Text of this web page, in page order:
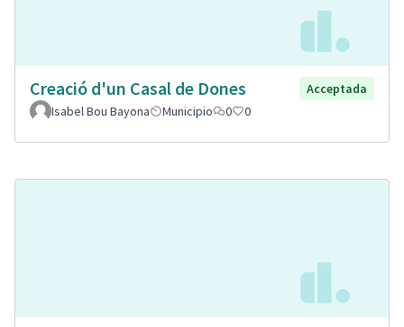
Creació d'un Casal de Dones
Acceptada
Isabel Bou Bayona
Municipio 0 0